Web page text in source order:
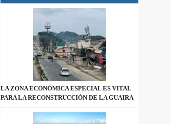
LA ZONA ECONÓMICA ESPECIAL ES VITAL
PARA LA RECONSTRUCCIÓN DE LA GUAIRA